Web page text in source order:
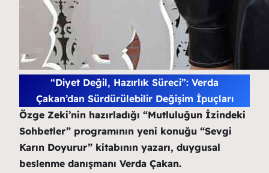
“Diyet Değil, Hazırlık Süreci”: Verda
Çakan’dan Sürdürülebilir Değişim İpuçları
Özge Zeki’nin hazırladığı “Mutluluğun İzindeki
Sohbetler” programının yeni konuğu “Sevgi
Karın Doyurur” kitabının yazarı, duygusal
beslenme danışmanı Verda Çakan.